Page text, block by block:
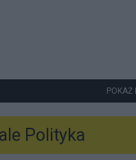
POKAŻ
Polityka